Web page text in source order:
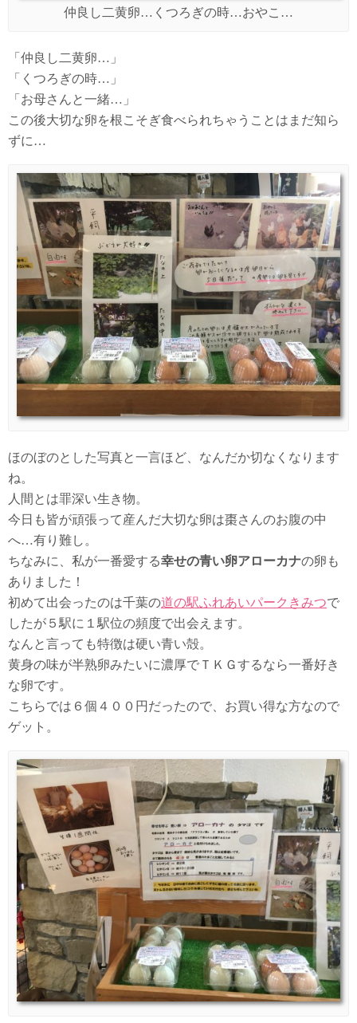
仲良し二黄卵…くつろぎの時…おやこ…
「仲良し二黄卵…」
「くつろぎの時…」
「お母さんと一緒…」
この後大切な卵を根こそぎ食べられちゃうことはまだ知ら
ずに…
ほのぼのとした写真と一言ほど、なんだか切なくなります
ね。
人間とは罪深い生き物。
今日も皆が頑張って産んだ大切な卵は棗さんのお腹の中
へ…有り難し。
ちなみに、私が一番愛する幸せの青い卵アローカナの卵も
ありました！
初めて出会ったのは千葉の道の駅ふれあいパークきみつで
したが５駅に１駅位の頻度で出会えます。
なんと言っても特徴は硬い青い殻。
黄身の味が半熟卵みたいに濃厚でＴＫＧするなら一番好き
な卵です。
こちらでは６個４００円だったので、お買い得な方なので
ゲット。